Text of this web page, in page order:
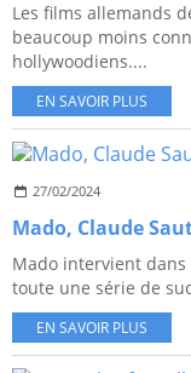
Les films allemands
beaucoup moins
hollywoodiens....
EN SAVOIR PLUS
27/02/2024
Mado, Claude
Mado intervient dans
toute une série de
EN SAVOIR PLUS